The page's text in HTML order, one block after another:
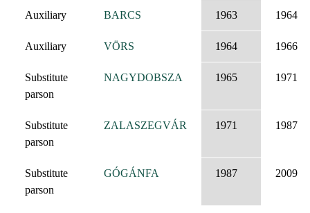
Auxiliary BARCS 1963 1964
Auxiliary VÖRS 1964 1966
Substitute
parson
NAGYDOBSZA 1965 1971
Substitute
parson
ZALASZEGVÁR 1971 1987
Substitute
parson
GÓGÁNFA 1987 2009